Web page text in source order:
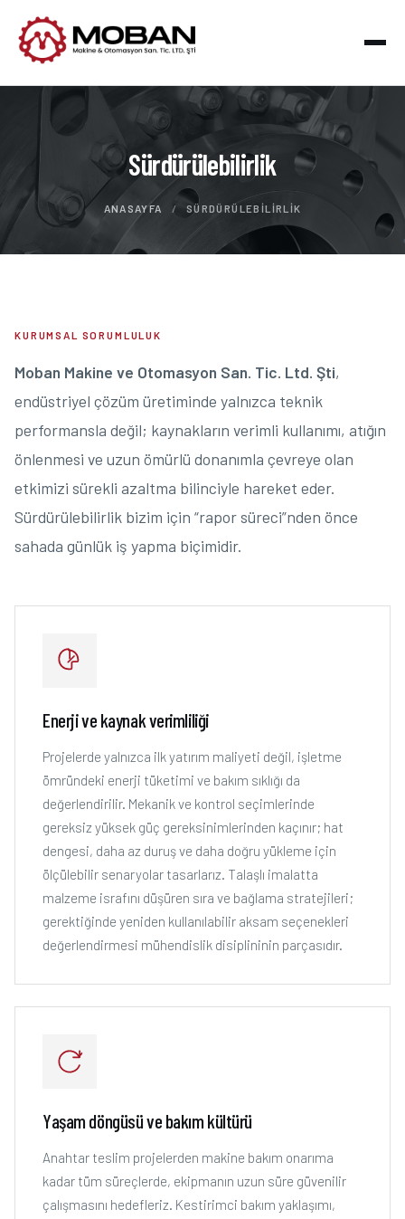
Sürdürülebilirlik
ANASAYFA / SÜRDÜRÜLEBILIRLIK
KURUMSAL SORUMLULUK
Moban Makine ve Otomasyon San. Tic. Ltd. Şti,
endüstriyel çözüm üretiminde yalnızca teknik
performansla değil; kaynakların verimli kullanımı, atığın
önlenmesi ve uzun ömürlü donanımla çevreye olan
etkimizi sürekli azaltma bilinciyle hareket eder.
Sürdürülebilirlik bizim için “rapor süreci”nden önce
sahada günlük iş yapma biçimidir.
Enerji ve kaynak verimliliği
Projelerde yalnızca ilk yatırım maliyeti değil, işletme
ömründeki enerji tüketimi ve bakım sıklığı da
değerlendirilir. Mekanik ve kontrol seçimlerinde
gereksiz yüksek güç gereksinimlerinden kaçınır; hat
dengesi, daha az duruş ve daha doğru yükleme için
ölçülebilir senaryolar tasarlarız. Talaşlı imalatta
malzeme israfını düşüren sıra ve bağlama stratejileri;
gerektiğinde yeniden kullanılabilir aksam seçenekleri
değerlendirmesi mühendislik disiplininin parçasıdır.
Yaşam döngüsü ve bakım kültürü
Anahtar teslim projelerden makine bakım onarıma
kadar tüm süreçlerde, ekipmanın uzun süre güvenilir
çalışmasını hedefleriz. Kestirimci bakım yaklaşımı,